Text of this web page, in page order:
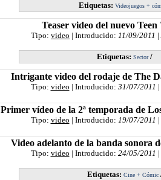
Etiquetas: Videojuegos +
Teaser video del nuevo Teen
Tipo: video | Introducido: 11/09/2011
Etiquetas: Sector/
Intrigante video del rodaje de The
Tipo: video | Introducido: 31/07/2011
Primer vídeo de la 2ª temporada de
Tipo: video | Introducido: 19/07/2011
Video adelanto de la banda sonora
Tipo: video | Introducido: 24/05/2011
Etiquetas: Cine + Cómic